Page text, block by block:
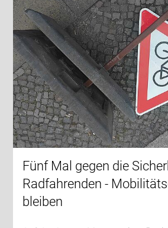
Fünf Mal gegen die
Radfahrenden -
bleiben